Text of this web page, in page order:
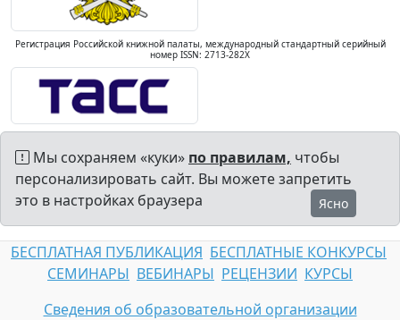
Регистрация Российской книжной палаты, международный стандартный серийный
номер ISSN: 2713-282X
Мы сохраняем «куки» по правилам, чтобы
персонализировать сайт. Вы можете запретить
это в настройках браузера
Ясно
БЕСПЛАТНАЯ ПУБЛИКАЦИЯ БЕСПЛАТНЫЕ КОНКУРСЫ
СЕМИНАРЫ ВЕБИНАРЫ РЕЦЕНЗИИ КУРСЫ
Сведения об образовательной организации